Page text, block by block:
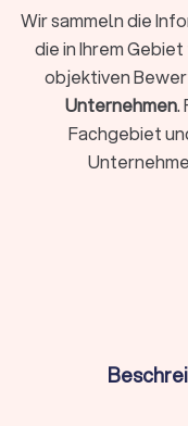
Unternehmen
Einkünfte aus
Einkunftsarten
Komplexe
Laufende
Steueroptimierung
Als Faustregel gilt:
Zeitersparnis die
Wir sammeln die
die in Ihrem
objektiven
Unternehmen.
Fachgebiet